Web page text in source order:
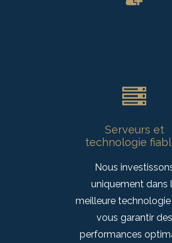
Serveurs et
technologie
Nous
uniquement dans
meilleure
vous garantir des
performances